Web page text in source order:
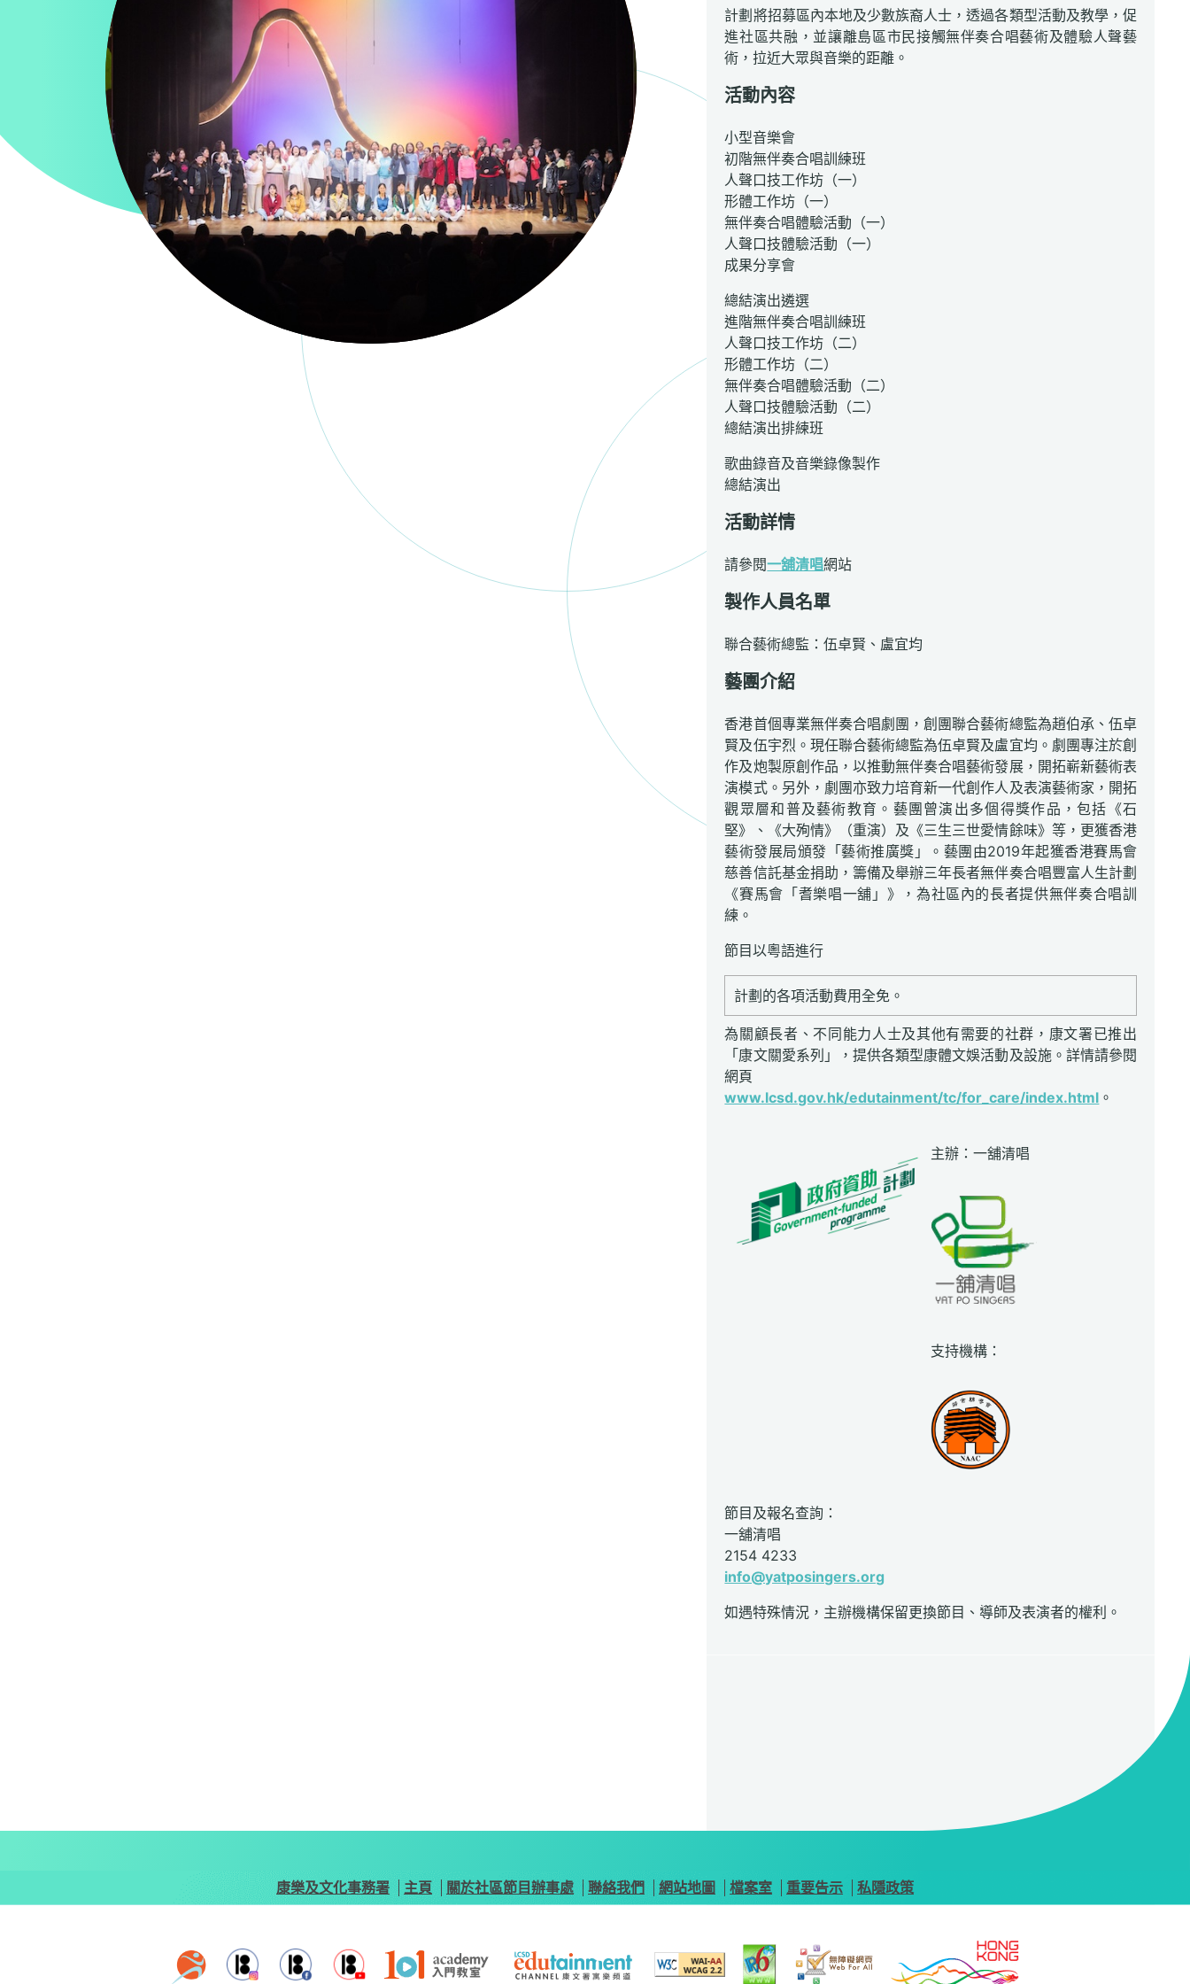
計劃將招募區內本地及少數族裔人士，透過各類型活動及教學，促
進社區共融，並讓離島區市民接觸無伴奏合唱藝術及體驗人聲藝
術，拉近大眾與音樂的距離。
活動內容
小型音樂會
初階無伴奏合唱訓練班
人聲口技工作坊（一）
形體工作坊（一）
無伴奏合唱體驗活動（一）
人聲口技體驗活動（一）
成果分享會
總結演出遴選
進階無伴奏合唱訓練班
人聲口技工作坊（二）
形體工作坊（二）
無伴奏合唱體驗活動（二）
人聲口技體驗活動（二）
總結演出排練班
歌曲錄音及音樂錄像製作
總結演出
活動詳情
請參閱一舖清唱網站
製作人員名單
聯合藝術總監：伍卓賢、盧宜均
藝團介紹
香港首個專業無伴奏合唱劇團，創團聯合藝術總監為趙伯承、伍卓
賢及伍宇烈。現任聯合藝術總監為伍卓賢及盧宜均。劇團專注於創
作及炮製原創作品，以推動無伴奏合唱藝術發展，開拓嶄新藝術表
演模式。另外，劇團亦致力培育新一代創作人及表演藝術家，開拓
觀眾層和普及藝術教育。藝團曾演出多個得獎作品，包括《石
堅》、《大殉情》（重演）及《三生三世愛情餘味》等，更獲香港
藝術發展局頒發「藝術推廣獎」。藝團由2019年起獲香港賽馬會
慈善信託基金捐助，籌備及舉辦三年長者無伴奏合唱豐富人生計劃
《賽馬會「耆樂唱一舖」》，為社區內的長者提供無伴奏合唱訓
練。
節目以粵語進行
計劃的各項活動費用全免。
為關顧長者、不同能力人士及其他有需要的社群，康文署已推出
「康文關愛系列」，提供各類型康體文娛活動及設施。詳情請參閱
網頁
www.lcsd.gov.hk/edutainment/tc/for_care/index.html 。
主辦：一舖清唱
支持機構：
節目及報名查詢：
一舖清唱
2154 4233
info@yatposingers.org
如遇特殊情況，主辦機構保留更換節目、導師及表演者的權利。
康樂及文化事務署 主頁 關於社區節目辦事處 聯絡我們 網站地圖 檔案室 重要告示 私隱政策